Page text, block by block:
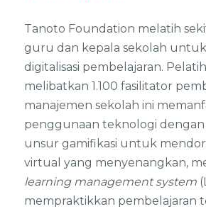
Tanoto Foundation melatih
guru dan kepala sekolah
digitalisasi pembelajaran.
melibatkan 1.100 fasilitator
manajemen sekolah ini
penggunaan teknologi
unsur gamifikasi untuk
virtual yang menyenangkan,
learning management system
mempraktikkan pembelajaran